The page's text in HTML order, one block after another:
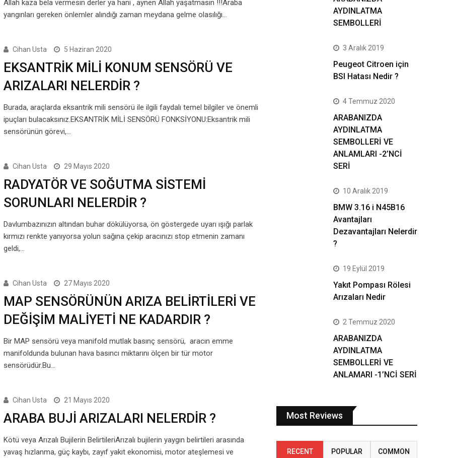
Allah kaza bela vermesin derler ya hani , aynen Allah yaşatmasın !!!Araba
yangınları gereken önlemler alındığı zaman meydana gelme olasılığı…
Cihan Usta 5 Haziran 2020
EKSANTRİK MİLİ KONUM SENSÖRÜ VE
ARIZALARI NELERDİR ?
Burada, araçlarda eksantrik mili sensörü ile ilgili faydalı temel bilgiler ve önemli
ipuçları bulacaksınız.EKSANTRİK MİLİ SENSÖRÜ FONKSİYONU:Eksantrik mili
sensörünün görevi,…
Cihan Usta 29 Mayıs 2020
RADYATÖR VE SOĞUTMA SİSTEMİ
SORUNLARI NELERDİR ?
Davlumbazınızın altından buhar dökülüyorsa, ön göstergede uyarı ışığı parlak
kırmızı renkte yanıyorsa yolun sağına çekip aracınızı stop etmenin zamanı
geldi,…
Cihan Usta 27 Mayıs 2020
MAP SENSÖRÜNÜN ARIZA BELİRTİLERİ VE
DEĞİŞİM MALİYETİ NE KADARDIR ?
Bir MAP sensörü veya manifold mutlak basınç sensörü, aracın emme
manifoldunda bulunan hava basıncı miktarını ölçen bir tür motor
sensörüdür.Bu…
Cihan Usta 21 Mayıs 2020
ARABA BUJİ ARIZALARI NELERDİR ?
Kötü veya Arızalı Bujilerin BelirtileriArızalı bujilerin yaygın belirtileri arasında
yavaş hızlanma, güç kaybı, zayıf yakıt ekonomisi, motor ateşlemesi ve
AYDINLATMA
SEMBOLLERİ
3 Aralık 2019
Peugeot Citroen için
BSI Hatası Nedir ?
4 Temmuz 2020
ARABANIZDA
AYDINLATMA
SEMBOLLERİ VE
ANLAMLARI -2’NCİ
SERİ
10 Aralık 2019
BMW 3.16 i N45B16
Avantajları
Dezavantajları Nelerdir
?
19 Eylül 2019
Yakıt Pompası Rölesi
Arızaları Nedir
2 Temmuz 2020
ARABANIZDA
AYDINLATMA
SEMBOLLERİ VE
ANLAMARI -1’NCİ SERİ
Most Reviews
RECENT POPULAR COMMON